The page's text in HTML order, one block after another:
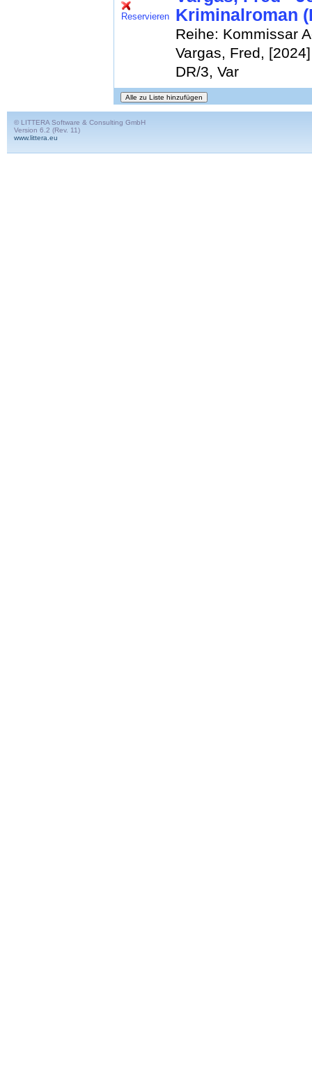
Reservieren
Kriminalroman
Reihe: Kommissar
Vargas, Fred, [2024]
DR/3, Var
© LITTERA Software & Consulting GmbH
Version 6.2 (Rev. 11)
www.littera.eu